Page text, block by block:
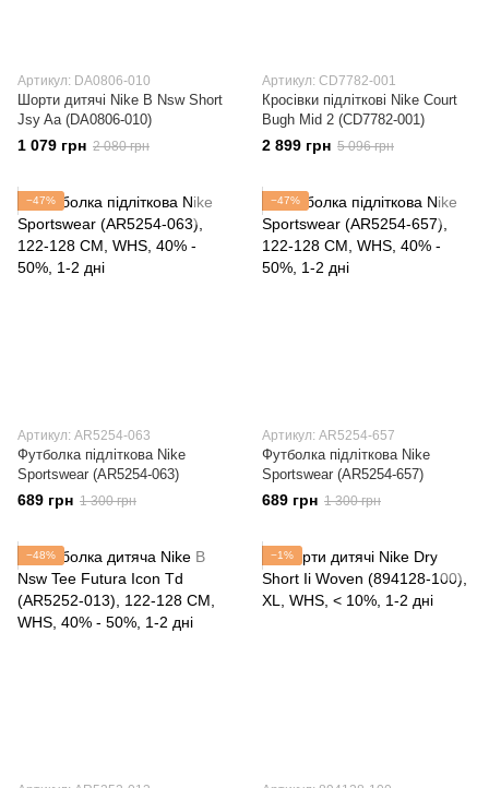
Артикул: DA0806-010
Шорти дитячі Nike B Nsw Short
Jsy Aa (DA0806-010)
1 079 грн 2 080 грн
Артикул: CD7782-001
Кросівки підліткові Nike Court
Bugh Mid 2 (CD7782-001)
2 899 грн 5 096 грн
−47%
Артикул: AR5254-063
Футболка підліткова Nike
Sportswear (AR5254-063)
689 грн 1 300 грн
−47%
Артикул: AR5254-657
Футболка підліткова Nike
Sportswear (AR5254-657)
689 грн 1 300 грн
−48% −1%